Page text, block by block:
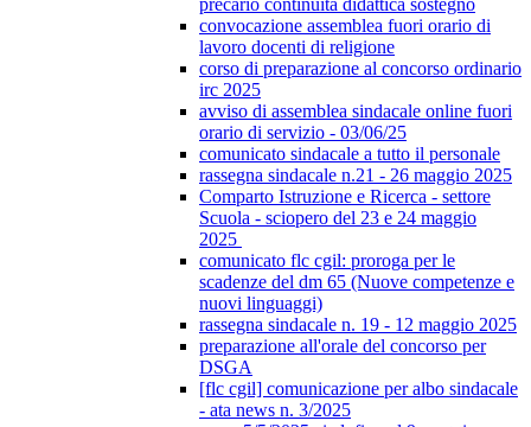
precario continuità didattica sostegno
convocazione assemblea fuori orario di
lavoro docenti di religione
corso di preparazione al concorso ordinario
irc 2025
avviso di assemblea sindacale online fuori
orario di servizio - 03/06/25
comunicato sindacale a tutto il personale
rassegna sindacale n.21 - 26 maggio 2025
Comparto Istruzione e Ricerca - settore
Scuola - sciopero del 23 e 24 maggio
2025
comunicato flc cgil: proroga per le
scadenze del dm 65 (Nuove competenze e
nuovi linguaggi)
rassegna sindacale n. 19 - 12 maggio 2025
preparazione all'orale del concorso per
DSGA
[flc cgil] comunicazione per albo sindacale
- ata news n. 3/2025